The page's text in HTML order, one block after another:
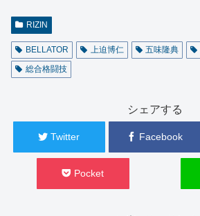
RIZIN
BELLATOR 上迫博仁 五味隆典
総合格闘技
シェアする
Twitter Facebook
Pocket